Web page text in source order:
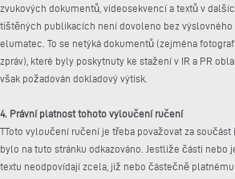
zvukových dokumentů, videosekvencí a textů v
tištěných publikacích není dovoleno bez
elumatec. To se netýká dokumentů (zejména
zpráv), které byly poskytnuty ke stažení v IR a PR
však požadován dokladový výtisk.
4. Právní platnost tohoto vyloučení ručení
TToto vyloučení ručení je třeba považovat za součást
bylo na tuto stránku odkazováno. Jestliže části
textu neodpovídají zcela, již nebo částečně